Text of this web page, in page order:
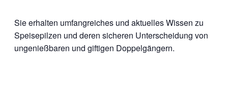
Sie erhalten umfangreiches und aktuelles Wissen zu
Speisepilzen und deren sicheren Unterscheidung von
ungenießbaren und giftigen Doppelgängern.